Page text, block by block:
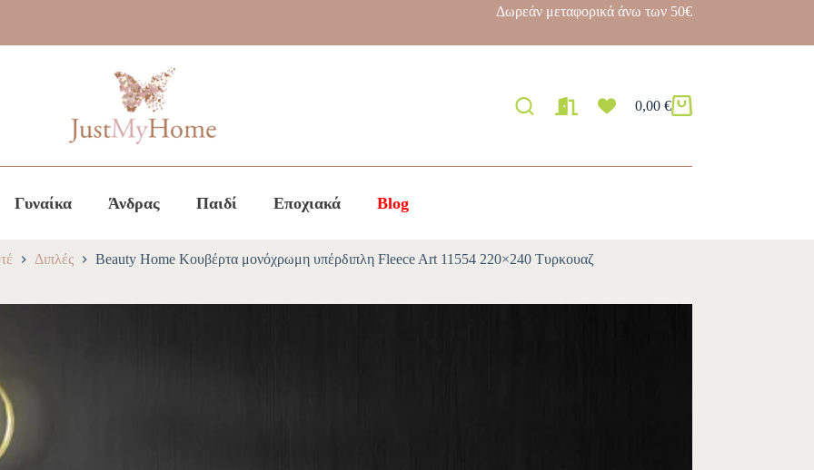
Δωρεάν μεταφορικά άνω των 50€
0,00 €
Γυναίκα Άνδρας Παιδί Εποχιακά Blog
Διπλές Beauty Home Κουβέρτα μονόχρωμη υπέρδιπλη Fleece Art 11554 220×240 Τυρκουαζ